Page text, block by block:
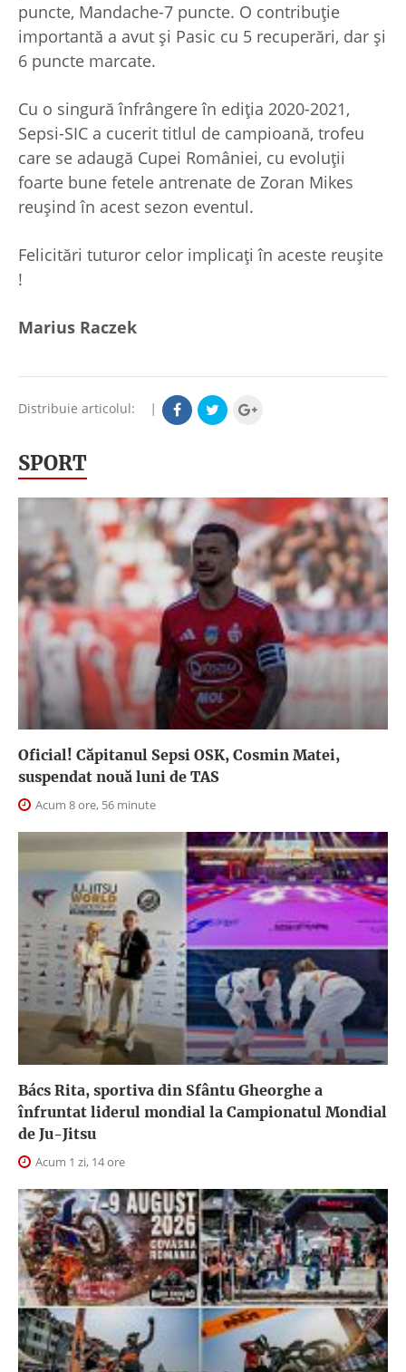
puncte, Mandache-7 puncte. O contribuție
importantă a avut și Pasic cu 5 recuperări, dar și
6 puncte marcate.
Cu o singură înfrângere în ediția 2020-2021,
Sepsi-SIC a cucerit titlul de campioană, trofeu
care se adaugă Cupei României, cu evoluții
foarte bune fetele antrenate de Zoran Mikes
reușind în acest sezon eventul.
Felicitări tuturor celor implicaţi în aceste reușite
!
Marius Raczek
Distribuie articolul: |
SPORT
Oficial! Căpitanul Sepsi OSK, Cosmin Matei,
suspendat nouă luni de TAS
Acum 8 ore, 56 minute
Bács Rita, sportiva din Sfântu Gheorghe a
înfruntat liderul mondial la Campionatul Mondial
de Ju-Jitsu
Acum 1 zi, 14 ore